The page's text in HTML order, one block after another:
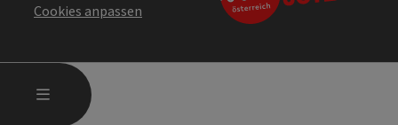
MENÜ
Cookies anpassen